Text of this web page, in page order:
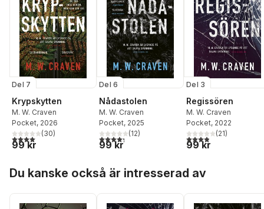
Del 7
Krypskytten
M. W. Craven
Pocket, 2026
4,0utav 5 stjärnor. Totalt antal röster:
(30)
99 kr
Del 6
Nådastolen
M. W. Craven
Pocket, 2025
4,3utav 5 stjärnor. Totalt antal röster:
(12)
99 kr
Del 3
Regissören
M. W. Craven
Pocket, 2022
3,9utav 5 stjärnor.
(21)
99 kr
Du kanske också är intresserad av